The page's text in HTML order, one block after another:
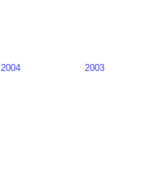
2004 2003